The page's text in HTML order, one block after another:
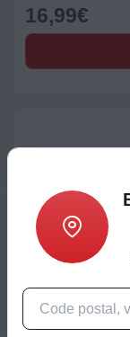
16,99€
Housse / Coque /